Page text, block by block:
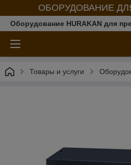
ОБОРУДОВАНИЕ
Оборудование HURAKAN для
Товары и услуги